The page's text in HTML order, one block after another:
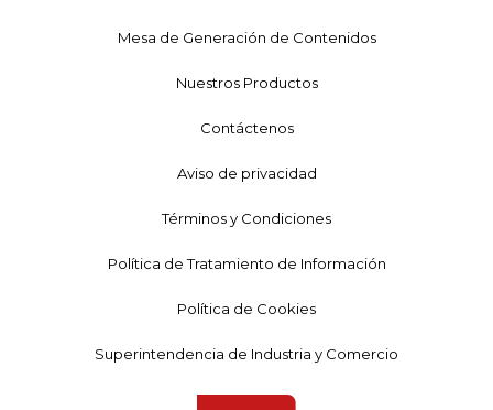
Mesa de Generación de Contenidos
Nuestros Productos
Contáctenos
Aviso de privacidad
Términos y Condiciones
Política de Tratamiento de Información
Política de Cookies
Superintendencia de Industria y Comercio